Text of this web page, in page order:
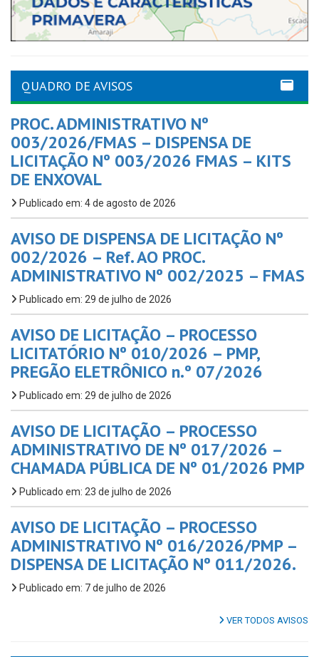
QUADRO DE AVISOS
PROC. ADMINISTRATIVO Nº
003/2026/FMAS – DISPENSA DE
LICITAÇÃO Nº 003/2026 FMAS – KITS
DE ENXOVAL
Publicado em: 4 de agosto de 2026
AVISO DE DISPENSA DE LICITAÇÃO Nº
002/2026 – Ref. AO PROC.
ADMINISTRATIVO Nº 002/2025 – FMAS
Publicado em: 29 de julho de 2026
AVISO DE LICITAÇÃO – PROCESSO
LICITATÓRIO Nº 010/2026 – PMP,
PREGÃO ELETRÔNICO n.º 07/2026
Publicado em: 29 de julho de 2026
AVISO DE LICITAÇÃO – PROCESSO
ADMINISTRATIVO DE Nº 017/2026 –
CHAMADA PÚBLICA DE Nº 01/2026 PMP
Publicado em: 23 de julho de 2026
AVISO DE LICITAÇÃO – PROCESSO
ADMINISTRATIVO Nº 016/2026/PMP –
DISPENSA DE LICITAÇÃO Nº 011/2026.
Publicado em: 7 de julho de 2026
VER TODOS AVISOS